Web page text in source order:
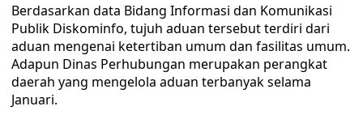
Berdasarkan data Bidang Informasi dan Komunikasi
Publik Diskominfo, tujuh aduan tersebut terdiri dari
aduan mengenai ketertiban umum dan fasilitas umum.
Adapun Dinas Perhubungan merupakan perangkat
daerah yang mengelola aduan terbanyak selama
Januari.